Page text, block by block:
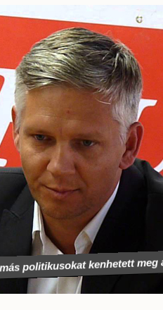
politikusokat kenhetett